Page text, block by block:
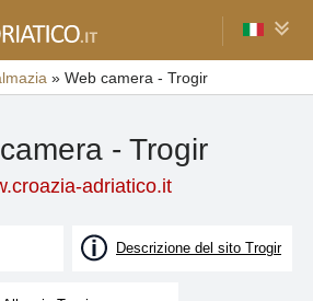
» Web camera - Trogir
- Trogir
adriatico.it
Descrizione del sito Trogir